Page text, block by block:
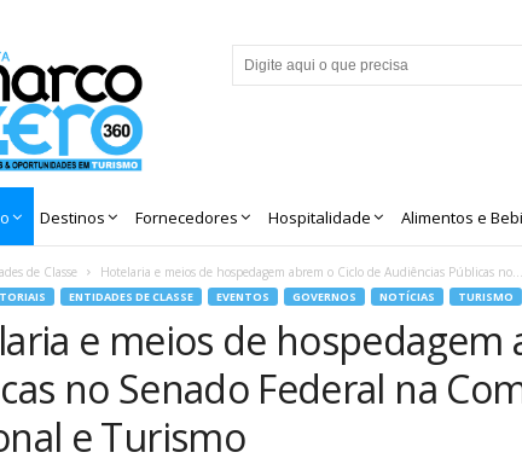
Destinos Fornecedores Hospitalidade Alimentos e
de Classe Hotelaria e meios de hospedagem abrem o Ciclo de Audiências Públicas no...
ENTIDADES DE CLASSE EVENTOS GOVERNOS NOTÍCIAS TURISMO
e meios de hospedagem
no Senado Federal na
e Turismo